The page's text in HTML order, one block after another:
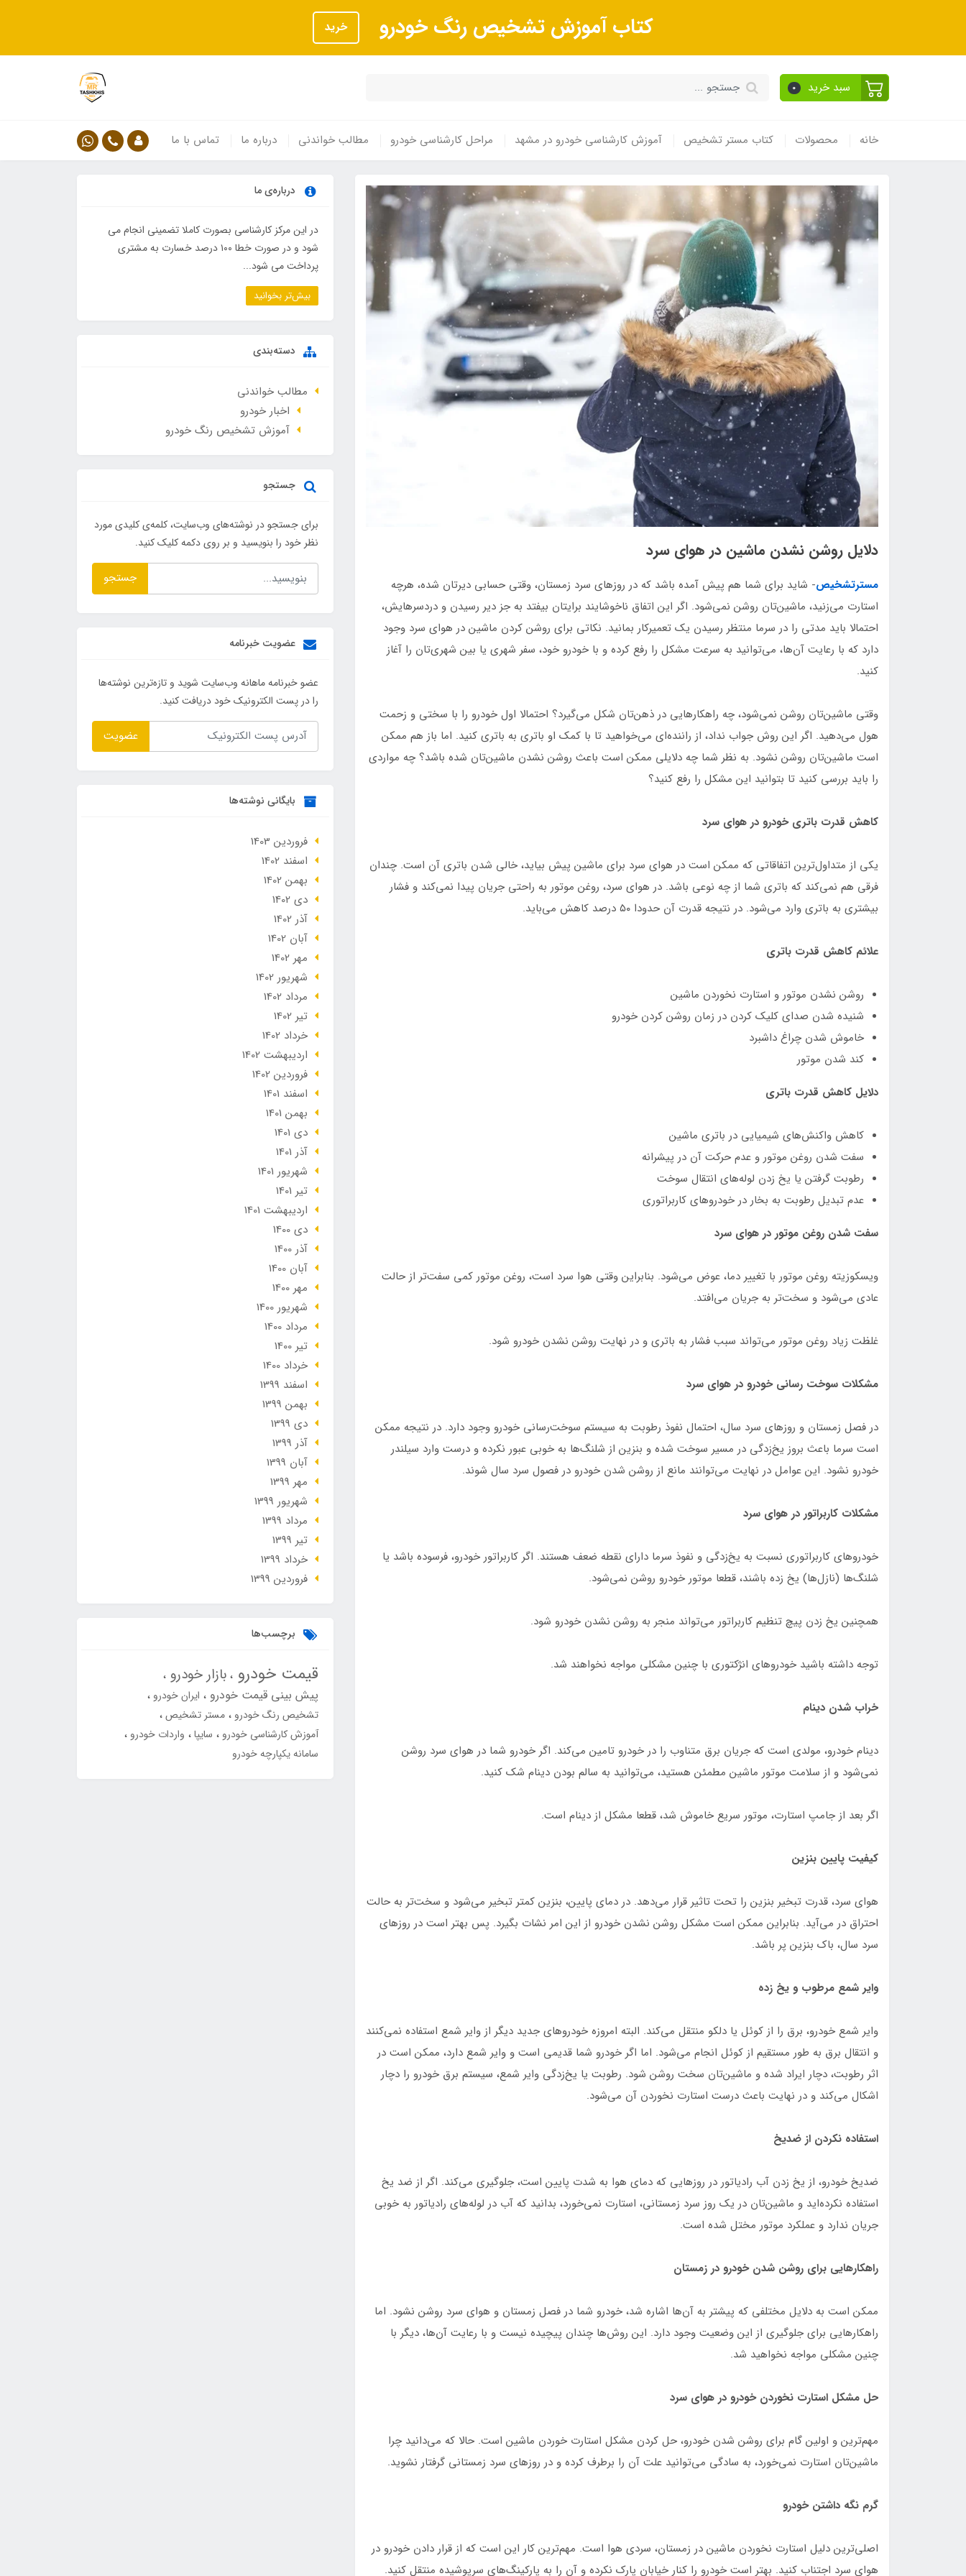
کتاب آموزش تشخیص رنگ خودرو خرید
سبد خرید 0
خانه محصولات کتاب مستر تشخیص آموزش کارشناسی خودرو در مشهد مراحل کارشناسی خودرو مطالب خواندنی درباره ما تماس با ما
دلایل روشن نشدن ماشین در هوای سرد
مسترتشخیص- شاید برای شما هم پیش آمده باشد که در روزهای سرد زمستان، وقتی حسابی دیرتان شده، هرچه
استارت می‌زنید، ماشین‌تان روشن نمی‌شود. اگر این اتفاق ناخوشایند برایتان بیفتد به جز دیر رسیدن و دردسرهایش،
احتمالا باید مدتی را در سرما منتظر رسیدن یک تعمیرکار بمانید. نکاتی برای روشن کردن ماشین در هوای سرد وجود
دارد که با رعایت آن‌ها، می‌توانید به سرعت مشکل را رفع کرده و با خودرو خود، سفر شهری یا بین شهری‌تان را آغاز
‌کنید.
وقتی ماشین‌تان روشن نمی‌شود، چه راهکارهایی در ذهن‌تان شکل می‌گیرد؟ احتمالا اول خودرو را با سختی و زحمت
هول می‌دهید. اگر این روش جواب نداد، از راننده‌ای می‌خواهید تا با کمک او باتری به باتری کنید. اما باز هم ممکن
است ماشین‌تان روشن نشود. به نظر شما چه دلایلی ممکن است باعث روشن نشدن ماشین‌تان شده باشد؟ چه مواردی
را باید بررسی کنید تا بتوانید این مشکل را رفع کنید؟
کاهش قدرت باتری خودرو در هوای سرد
یکی از متداول‌ترین اتفاقاتی که ممکن است در هوای سرد برای ماشین پیش بیاید، خالی شدن باتری آن است. چندان
فرقی هم نمی‌کند که باتری شما از چه نوعی باشد. در هوای سرد، روغن موتور به راحتی جریان پیدا نمی‌کند و فشار
بیشتری به باتری وارد می‌شود. در نتیجه قدرت آن حدودا ۵۰ درصد کاهش می‌باید.
علائم کاهش قدرت باتری
روشن نشدن موتور و استارت نخوردن ماشین
شنیده شدن صدای کلیک کردن در زمان روشن کردن خودرو
خاموش شدن چراغ داشبرد
کند شدن موتور
دلایل کاهش قدرت باتری
کاهش واکنش‌های شیمیایی در باتری ماشین
سفت شدن روغن موتور و عدم حرکت آن در پیشرانه
رطوبت گرفتن یا یخ زدن لوله‌های انتقال سوخت
عدم تبدیل رطوبت به بخار در خودروهای کاربراتوری
سفت شدن روغن موتور در هوای سرد
ویسکوزیته روغن موتور با تغییر دما، عوض می‌شود. بنابراین وقتی هوا سرد است، روغن موتور کمی سفت‌تر از حالت
عادی می‌شود و سخت‌تر به جریان می‌افتد.
غلظت زیاد روغن موتور می‌تواند سبب فشار به باتری و در نهایت روشن نشدن خودرو شود.
مشکلات سوخت رسانی خودرو در هوای سرد
در فصل زمستان و روزهای سرد سال، احتمال نفوذ رطوبت به سیستم سوخت‌رسانی خودرو وجود دارد. در نتیجه ممکن
است سرما باعث بروز یخ‌زدگی در مسیر سوخت شده و بنزین از شلنگ‌ها به خوبی عبور نکرده و درست وارد سیلندر
خودرو نشود. این عوامل در نهایت می‌توانند مانع از روشن شدن خودرو در فصول سرد سال شوند.
مشکلات کاربراتور در هوای سرد
خودروهای کاربراتوری نسبت به یخ‌زدگی و نفوذ سرما دارای نقطه ضعف هستند. اگر کاربراتور خودرو، فرسوده باشد یا
شلنگ‌ها (نازل‌ها) یخ زده باشند، قطعا موتور خودرو روشن نمی‌شود.
همچنین یخ زدن پیچ تنظیم کاربراتور می‌تواند منجر به روشن نشدن خودرو شود.
توجه داشته باشید خودروهای انژکتوری با چنین مشکلی مواجه نخواهند شد.
خراب شدن دینام
دینام خودرو، مولدی است که جریان برق متناوب را در خودرو تامین می‌کند. اگر خودرو شما در هوای سرد روشن
نمی‌شود و از سلامت موتور ماشین مطمئن هستید، می‌توانید به سالم بودن دینام شک کنید.
اگر بعد از جامپ استارت، موتور سریع خاموش شد، قطعا مشکل از دینام است.
کیفیت پایین بنزین
هوای سرد، قدرت تبخیر بنزین را تحت تاثیر قرار می‌دهد. در دمای پایین، بنزین کمتر تبخیر می‌شود و سخت‌تر به حالت
احتراق در می‌آید. بنابراین ممکن است مشکل روشن نشدن خودرو از این امر نشات بگیرد. پس بهتر است در روزهای
سرد سال، باک بنزین‌ پر باشد.
وایر شمع مرطوب و یخ زده
وایر شمع خودرو، برق را از کوئل یا دلکو منتقل می‌کند. البته امروزه خودروهای جدید دیگر از وایر شمع استفاده نمی‌کنند
و انتقال برق به طور مستقیم از کوئل انجام می‌شود. اما اگر خودرو شما قدیمی است و وایر شمع دارد، ممکن است در
اثر رطوبت، دچار ایراد شده و ماشین‌تان سخت روشن شود. رطوبت یا یخ‌زدگی وایر شمع، سیستم برق‌ خودرو را دچار
اشکال می‌کند و در نهایت باعث درست استارت نخوردن آن می‌شود.
استفاده نکردن از ضدیخ
ضدیخ خودرو، از یخ زدن آب رادیاتور در روزهایی که دمای هوا به شدت پایین است، جلوگیری می‌کند. اگر از ضد یخ
استفاده نکرده‌اید و ماشین‌تان در یک روز سرد زمستانی، استارت نمی‌خورد، بدانید که آب در لوله‌های رادیاتور به خوبی
جریان ندارد و عملکرد موتور مختل شده است.
راهکارهایی برای روشن شدن خودرو در زمستان
ممکن است به دلایل مختلفی که پیشتر به آن‌ها اشاره شد، خودرو شما در فصل زمستان و هوای سرد روشن نشود. اما
راهکارهایی برای جلوگیری از این وضعیت وجود دارد. این روش‌ها چندان پیچیده نیست و با رعایت آن‌‌ها، دیگر با
چنین مشکلی مواجه نخواهید شد.
حل مشکل استارت نخوردن خودرو در هوای سرد
مهم‌ترین و اولین گام برای روشن شدن خودرو، حل کردن مشکل استارت خوردن ماشین است. حالا که می‌دانید چرا
ماشین‌تان استارت نمی‌خورد، به سادگی می‌توانید علت آن‌ را برطرف کرده و در روزهای سرد زمستانی گرفتار نشوید.
گرم نگه داشتن خودرو
اصلی‌ترین دلیل استارت نخوردن ماشین در زمستان، سردی هوا است. مهم‌ترین کار این است که از قرار دادن خودرو در
هوای سرد اجتناب کنید. بهتر است خودرو را کنار خیابان پارک نکرده و آن را به پارکینگ‌های سرپوشیده منتقل کنید.
درباره‌ی ما
در این مرکز کارشناسی بصورت کاملا تضمینی انجام می
شود و در صورت خطا ۱۰۰ درصد خسارت به مشتری
پرداخت می شود...
بیش‌تر بخوانید
دسته‌بندی
مطالب خواندنی
اخبار خودرو
آموزش تشخیص رنگ خودرو
جستجو
برای جستجو در نوشته‌های وب‌سایت، کلمه‌ی کلیدی مورد
نظر خود را بنویسید و بر روی دکمه کلیک کنید.
جستجو
عضویت خبرنامه
عضو خبرنامه ماهانه وب‌سایت شوید و تازه‌ترین نوشته‌ها
را در پست الکترونیک خود دریافت کنید.
عضویت
بایگانی نوشته‌ها
فروردین 1403
اسفند 1402
بهمن 1402
دی 1402
آذر 1402
آبان 1402
مهر 1402
شهریور 1402
مرداد 1402
تير 1402
خرداد 1402
ارديبهشت 1402
فروردین 1402
اسفند 1401
بهمن 1401
دی 1401
آذر 1401
شهریور 1401
تير 1401
ارديبهشت 1401
دی 1400
آذر 1400
آبان 1400
مهر 1400
شهریور 1400
مرداد 1400
تير 1400
خرداد 1400
اسفند 1399
بهمن 1399
دی 1399
آذر 1399
آبان 1399
مهر 1399
شهریور 1399
مرداد 1399
تير 1399
خرداد 1399
فروردین 1399
برچسب‌ها
قیمت خودرو بازار خودرو
پیش بینی قیمت خودرو ایران خودرو
تشخیص رنگ خودرو مستر تشخیص
آموزش کارشناسی خودرو سایپا واردات خودرو
سامانه یکپارچه خودرو